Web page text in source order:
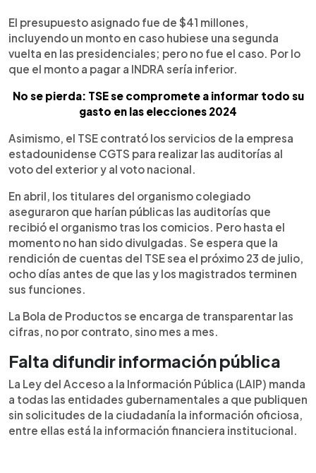
El presupuesto asignado fue de $41 millones,
incluyendo un monto en caso hubiese una segunda
vuelta en las presidenciales; pero no fue el caso. Por lo
que el monto a pagar a INDRA sería inferior.
No se pierda: TSE se compromete a informar todo su
gasto en las elecciones 2024
Asimismo, el TSE contrató los servicios de la empresa
estadounidense CGTS para realizar las auditorías al
voto del exterior y al voto nacional.
En abril, los titulares del organismo colegiado
aseguraron que harían públicas las auditorías que
recibió el organismo tras los comicios. Pero hasta el
momento no han sido divulgadas. Se espera que la
rendición de cuentas del TSE sea el próximo 23 de julio,
ocho días antes de que las y los magistrados terminen
sus funciones.
La Bola de Productos se encarga de transparentar las
cifras, no por contrato, sino mes a mes.
Falta difundir información pública
La Ley del Acceso a la Información Pública (LAIP) manda
a todas las entidades gubernamentales a que publiquen
sin solicitudes de la ciudadanía la información oficiosa,
entre ellas está la información financiera institucional.